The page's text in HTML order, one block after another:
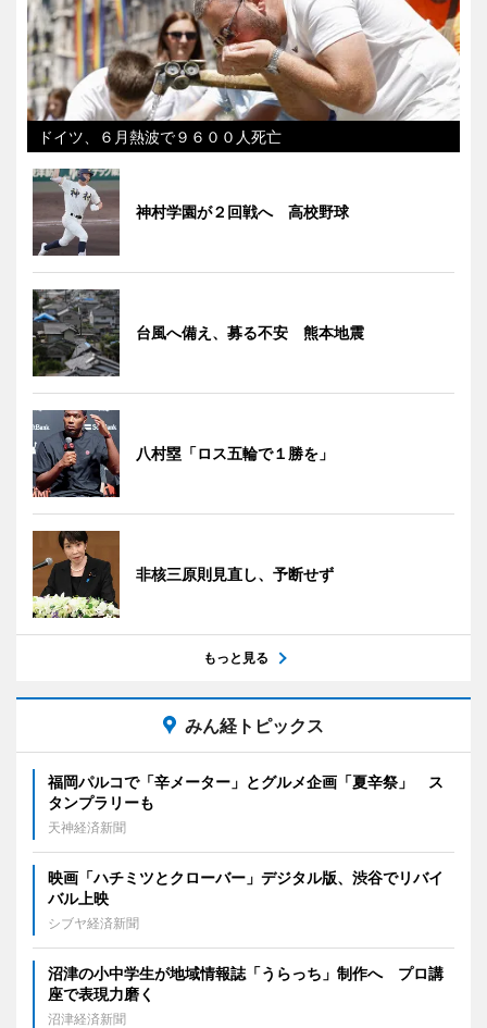
ドイツ、６月熱波で９６００人死亡
神村学園が２回戦へ 高校野球
台風へ備え、募る不安 熊本地震
八村塁「ロス五輪で１勝を」
非核三原則見直し、予断せず
もっと見る
みん経トピックス
福岡パルコで「辛メーター」とグルメ企画「夏辛祭」 ス
タンプラリーも
天神経済新聞
映画「ハチミツとクローバー」デジタル版、渋谷でリバイ
バル上映
シブヤ経済新聞
沼津の小中学生が地域情報誌「うらっち」制作へ プロ講
座で表現力磨く
沼津経済新聞